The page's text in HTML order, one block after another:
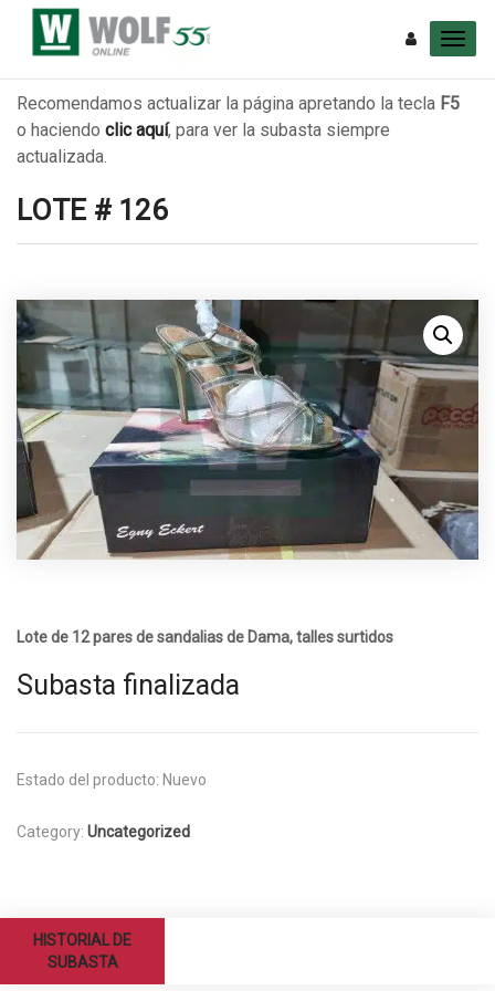
Recomendamos actualizar la página apretando la tecla F5
o haciendo clic aquí, para ver la subasta siempre
actualizada.
LOTE # 126
Lote de 12 pares de sandalias de Dama, talles surtidos
Subasta finalizada
Estado del producto: Nuevo
Category: Uncategorized
HISTORIAL DE
SUBASTA